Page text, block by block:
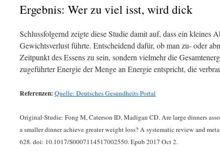
Ergebnis: Wer zu viel isst, wird dick
Schlussfolgernd zeigte diese Studie damit auf, dass ein kleines
Gewichtsverlust führte. Entscheidend dafür, ob man zu- oder
Zeitpunkt des Essens zu sein, sondern vielmehr die
zugeführter Energie der Menge an Energie entspricht, die
Referenzen:Quelle: Deutsches Gesundheits Portal
Original-Studie: Fong M, Caterson ID, Madigan CD. Are large dinners
a smaller dinner achieve greater weight loss? A systematic review and
628. doi: 10.1017/S0007114517002550. Epub 2017 Oct 2.